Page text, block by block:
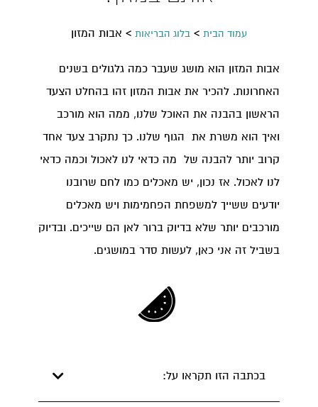
עמוד הבית > בלוג הבריאות > אבות המזון
אבות המזון הוא מושג שעבר כמה גלגולים בשנים
האחרונות. להכיר את אבות המזון זהו בהחלט הצעד
הראשון בהבנה את האוכל שלנו, ממה הוא מורכב
ואיך הוא משרת את הגוף שלנו. כך נתקרב צעד אחד
קרוב יותר להבנה של מה כדאי לנו לאכול וכמה כדאי
לנו לאכול. אז נכון, יש מאכלים כמו לחם שרובנו
יודעים ששייך למשפחת הפחמימות ויש מאכלים
מורכבים יותר שלא בדיוק ברור לאן הם שייכים. ובדיוק
בשביל זה אני כאן, לעשות סדר במושגים.
בכתבה הזו תקראו על: